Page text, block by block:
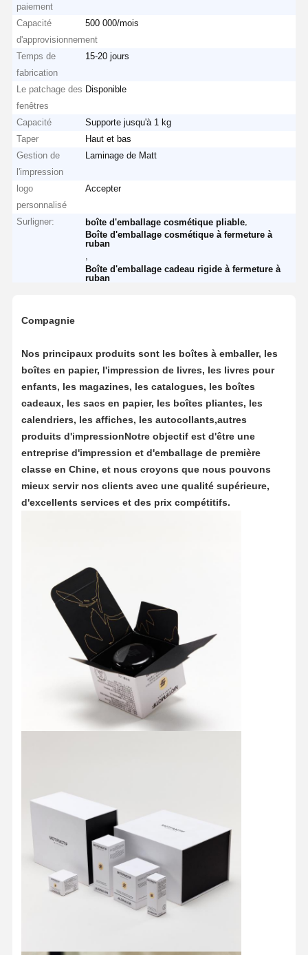
Produits
A Propos De
paiement
Capacité
d'approvisionnement
500 000/mois
Temps de
fabrication
15-20 jours
Le patchage des
fenêtres
Disponible
Capacité
Supporte jusqu'à 1 kg
Taper
Haut et bas
Gestion de
l'impression
Laminage de Matt
logo
personnalisé
Accepter
Surligner: boîte d'emballage cosmétique pliable
Boîte d'emballage cosmétique à fermeture à
ruban
Boîte d'emballage cadeau rigide à fermeture à
ruban
Compagnie
Nos principaux produits sont les boîtes à emballer, les
boîtes en papier, l'impression de livres, les livres pour
enfants, les magazines, les catalogues, les boîtes
cadeaux, les sacs en papier, les boîtes pliantes, les
calendriers, les affiches, les autocollants,autres
produits d'impressionNotre objectif est d'être une
entreprise d'impression et d'emballage de première
classe en Chine, et nous croyons que nous pouvons
mieux servir nos clients avec une qualité supérieure,
d'excellents services et des prix compétitifs.